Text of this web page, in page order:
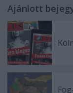
Ajánlott